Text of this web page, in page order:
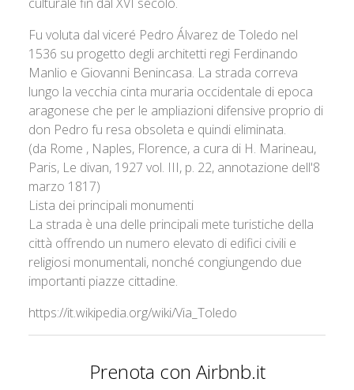
Fu voluta dal viceré Pedro Álvarez de Toledo nel
1536 su progetto degli architetti regi Ferdinando
Manlio e Giovanni Benincasa. La strada correva
lungo la vecchia cinta muraria occidentale di epoca
aragonese che per le ampliazioni difensive proprio di
don Pedro fu resa obsoleta e quindi eliminata.
(da Rome , Naples, Florence, a cura di H. Marineau,
Paris, Le divan, 1927 vol. III, p. 22, annotazione dell'8
marzo 1817)
Lista dei principali monumenti
La strada è una delle principali mete turistiche della
città offrendo un numero elevato di edifici civili e
religiosi monumentali, nonché congiungendo due
importanti piazze cittadine.
https://it.wikipedia.org/wiki/Via_Toledo
Prenota con Airbnb.it